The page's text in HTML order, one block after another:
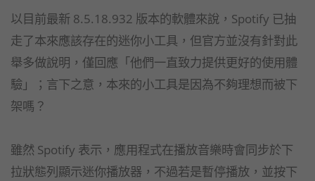
以目前最新 8.5.18.932 版本的軟體來說，Spotify 已抽
走了本來應該存在的迷你小工具，但官方並沒有針對此
舉多做說明，僅回應「他們一直致力提供更好的使用體
驗」；言下之意，本來的小工具是因為不夠理想而被下
架嗎？
雖然 Spotify 表示，應用程式在播放音樂時會同步於下
拉狀態列顯示迷你播放器，不過若是暫停播放，並按下